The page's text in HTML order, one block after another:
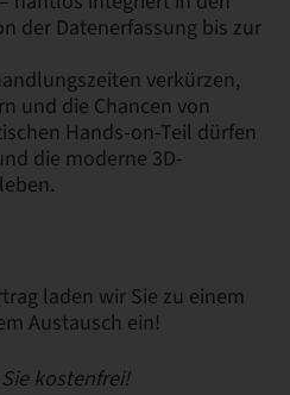
der Datenerfassung bis zur
verkürzen,
und die Chancen von
Hands-on-Teil dürfen
die moderne 3D-
laden wir Sie zu einem
Austausch ein!
kostenfrei!